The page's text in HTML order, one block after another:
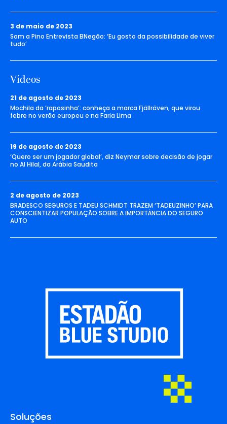
3 de maio de 2023
Som a Pino Entrevista BNegão: ‘Eu gosto da possibilidade de viver
tudo’
Vídeos
21 de agosto de 2023
Mochila da ‘raposinha’: conheça a marca Fjällräven, que virou
febre no verão europeu e na Faria Lima
19 de agosto de 2023
‘Quero ser um jogador global’, diz Neymar sobre decisão de jogar
no Al Hilal, da Arábia Saudita
2 de agosto de 2023
BRADESCO SEGUROS E TADEU SCHMIDT TRAZEM ‘TADEUZINHO’ PARA
CONSCIENTIZAR POPULAÇÃO SOBRE A IMPORTÂNCIA DO SEGURO
AUTO
Soluções